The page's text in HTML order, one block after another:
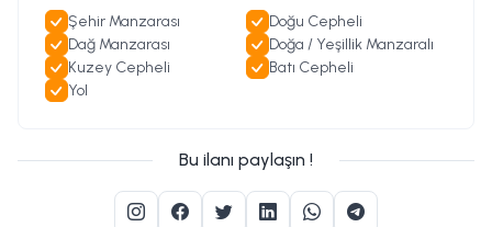
Şehir Manzarası
Doğu Cepheli
Dağ Manzarası
Doğa / Yeşillik Manzaralı
Kuzey Cepheli
Batı Cepheli
Yol
Bu ilanı paylaşın !